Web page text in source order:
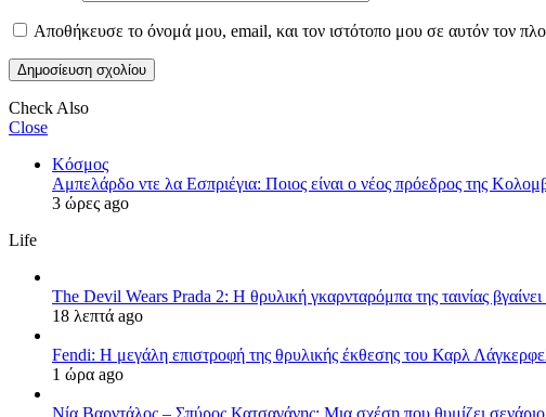
Αποθήκευσε το όνομά μου, email, και τον ιστότοπο μου σε αυτόν τον
Check Also
Close
Κόσμος
Αμπελάρδο ντε λα Εσπριέγια: Ποιος είναι ο νέος πρόεδρος της
3 ώρες ago
Life
The Devil Wears Prada 2: Η θρυλική γκαρνταρόμπα της ταινίας
18 λεπτά ago
Fendi: Η μεγάλη επιστροφή της θρυλικής έκθεσης του Καρλ
1 ώρα ago
Νία Βαρντάλος – Σπύρος Κατσαγάνης: Μια σχέση που θυμίζει